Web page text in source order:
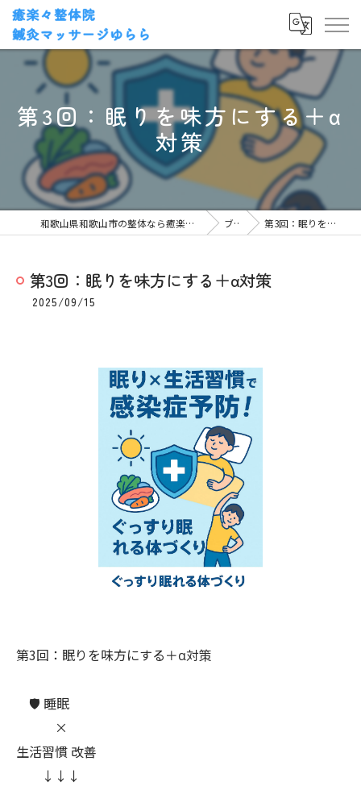
第3回：眠りを味方にする＋α
対策
和歌山県和歌山市の整体なら癒楽々整体院・鍼灸マッサージゆらら ブログ 第3回：眠りを味方にする＋α対策
第3回：眠りを味方にする＋α対策
2025/09/15
第3回：眠りを味方にする＋α対策
🛡️ 睡眠
×
生活習慣 改善
↓↓↓